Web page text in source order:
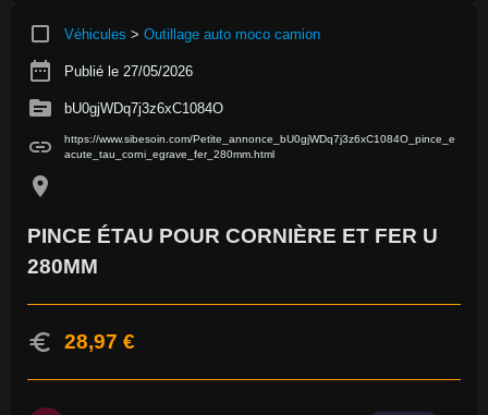
crop_square Véhicules > Outillage auto moco camion
date_range Publié le 27/05/2026
source bU0gjWDq7j3z6xC1084O
link
https://www.sibesoin.com/Petite_annonce_bU0gjWDq7j3z6xC1084O_pince_e
acute_tau_corni_egrave_fer_280mm.html
location_on
PINCE ÉTAU POUR CORNIÈRE ET FER U
280MM
euro 28,97 €